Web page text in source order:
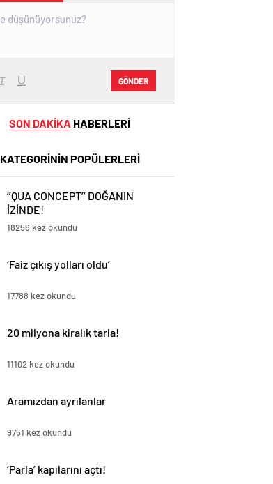
GÖNDER
SON DAKİKA HABERLERİ
KATEGORİNİN POPÜLERLERİ
‘’QUA CONCEPT’’ DOĞANIN
İZİNDE!
18256 kez okundu
‘Faiz çıkış yolları oldu’
17788 kez okundu
20 milyona kiralık tarla!
11102 kez okundu
Aramızdan ayrılanlar
9751 kez okundu
‘Parla’ kapılarını açtı!